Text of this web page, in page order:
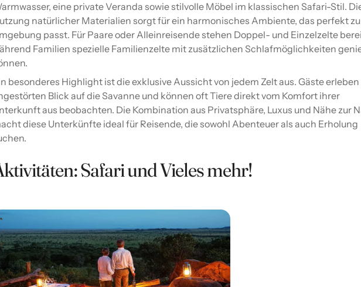
eine private Veranda sowie stilvolle Möbel im klassischen Safari-Stil.
natürlicher Materialien sorgt für ein harmonisches Ambiente, das perfekt
passt. Für Paare oder Alleinreisende stehen Doppel- und Einzelzelte
Familien spezielle Familienzelte mit zusätzlichen Schlafmöglichkeiten
besonderes Highlight ist die exklusive Aussicht von jedem Zelt aus. Gäste
Blick auf die Savanne und können oft Tiere direkt vom Komfort ihrer
aus beobachten. Die Kombination aus Privatsphäre, Luxus und Nähe zur
diese Unterkünfte ideal für Reisende, die sowohl Abenteuer als auch Erholung
Safari und Vieles mehr!